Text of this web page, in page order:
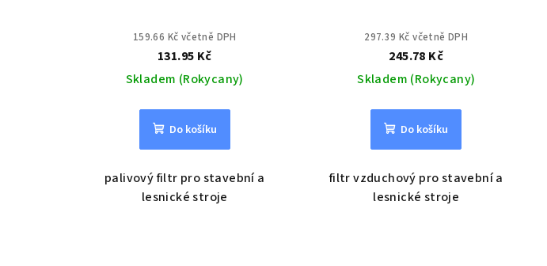
159.66 Kč včetně DPH
131.95 Kč
Skladem (Rokycany)
Do košíku
palivový filtr pro stavební a
lesnické stroje
297.39 Kč včetně DPH
245.78 Kč
Skladem (Rokycany)
Do košíku
filtr vzduchový pro stavební a
lesnické stroje